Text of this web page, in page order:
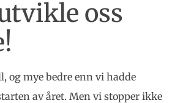
oss
og mye bedre enn vi hadde
av året. Men vi stopper ikke